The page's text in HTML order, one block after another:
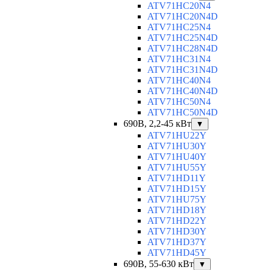
ATV71HC20N4
ATV71HC20N4D
ATV71HC25N4
ATV71HC25N4D
ATV71HC28N4D
ATV71HC31N4
ATV71HC31N4D
ATV71HC40N4
ATV71HC40N4D
ATV71HC50N4
ATV71HC50N4D
690В, 2,2-45 кВт
▼
ATV71HU22Y
ATV71HU30Y
ATV71HU40Y
ATV71HU55Y
ATV71HD11Y
ATV71HD15Y
ATV71HU75Y
ATV71HD18Y
ATV71HD22Y
ATV71HD30Y
ATV71HD37Y
ATV71HD45Y
690В, 55-630 кВт
▼